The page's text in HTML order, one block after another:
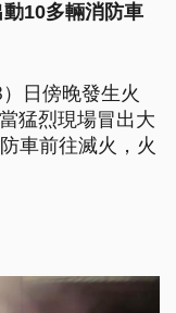
10多輛消防車
日傍晚發生火
猛烈現場冒出大
車前往滅火，火